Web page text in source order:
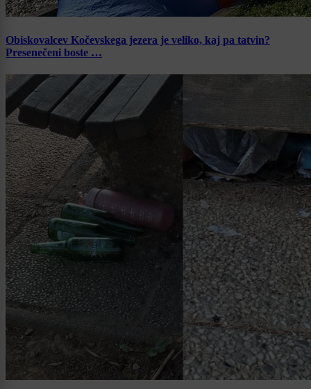
Obiskovalcev Kočevskega jezera je veliko, kaj pa tatvin?
Presenečeni boste …